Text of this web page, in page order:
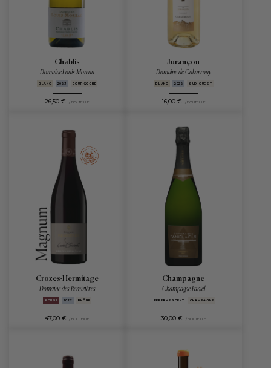
Chablis
Domaine Louis Moreau
BLANC 2023 BOURGOGNE
26,50 € / BOUTEILLE
Jurançon
Domaine de Cabarrouy
BLANC 2022 SUD-OUEST
16,00 € / BOUTEILLE
Crozes-Hermitage
Domaine des Remizières
ROUGE 2022 RHÔNE
47,00 € / BOUTEILLE
Champagne
Champagne Faniel
EFFERVESCENT CHAMPAGNE
30,00 € / BOUTEILLE